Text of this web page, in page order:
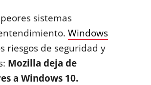
sistemas
Windows
riesgos de seguridad y
Mozilla deja de
a Windows 10.